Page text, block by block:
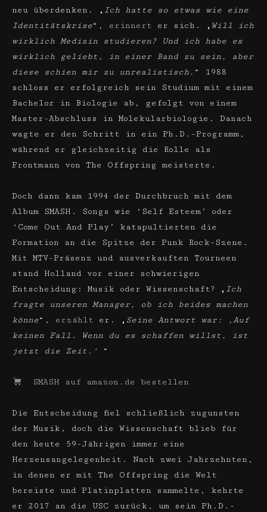
neu überdenken. „ Ich hatte so etwas wie eine
Identitätskrise“, erinnert er sich. „ Will ich
wirklich Medizin studieren? Und ich habe es
wirklich geliebt, in einer Band zu sein, aber
diese schien mir zu unrealistisch. “ 1988
schloss er erfolgreich sein Studium mit einem
Bachelor in Biologie ab, gefolgt von einem
Master-Abschluss in Molekularbiologie. Danach
wagte er den Schritt in ein Ph.D.-Programm,
während er gleichzeitig die Rolle als
Frontmann von The Offspring meisterte.
Doch dann kam 1994 der Durchbruch mit dem
Album SMASH. Songs wie ‘Self Esteem’ oder
‘Come Out And Play’ katapultierten die
Formation an die Spitze der Punk Rock-Szene.
Mit MTV-Präsenz und ausverkauften Tourneen
stand Holland vor einer schwierigen
Entscheidung: Musik oder Wissenschaft? „ Ich
fragte unseren Manager, ob ich beides machen
könne“, erzählt er. „ Seine Antwort war: ‚Auf
keinen Fall. Wenn du es schaffen willst, ist
jetzt die Zeit.‘
“
SMASH auf amazon.de bestellen
Die Entscheidung fiel schließlich zugunsten
der Musik, doch die Wissenschaft blieb für
den heute 59-Jährigen immer eine
Herzensangelegenheit. Nach zwei Jahrzehnten,
in denen er mit The Offspring die Welt
bereiste und Platinplatten sammelte, kehrte
er 2017 an die USC zurück, um sein Ph.D.-